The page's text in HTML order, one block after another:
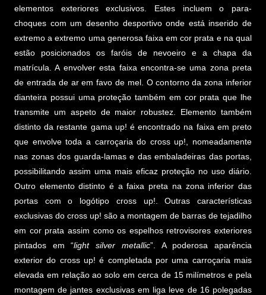
elementos exteriores exclusivos. Estes incluem o para-
choques com um desenho desportivo onde está inserido de
extremo a extremo uma generosa faixa em cor prata e na qual
estão posicionados os faróis de nevoeiro e a chapa da
matrícula. A envolver esta faixa encontra-se uma zona preta
de entrada de ar em favo de mel. O contorno da zona inferior
dianteira possui uma proteção também em cor prata que lhe
transmite um aspeto de maior robustez. Elemento também
distinto da restante gama up! é encontrado na faixa em preto
que envolve toda a carroçaria do cross up!, nomeadamente
nas zonas dos guarda-lamas e das embaladeiras das portas,
possibilitando assim uma mais eficaz proteção no uso diário.
Outro elemento distinto é a faixa preta na zona inferior das
portas com o logótipo cross up!. Outras características
exclusivas do cross up! são a montagem de barras de tejadilho
em cor prata assim como os espelhos retrovisores exteriores
pintados em “light silver metallic”. A poderosa aparência
exterior do cross up! é completada por uma carroçaria mais
elevada em relação ao solo em cerca de 15 milímetros e pela
montagem de jantes exclusivas em liga leve de 16 polegadas